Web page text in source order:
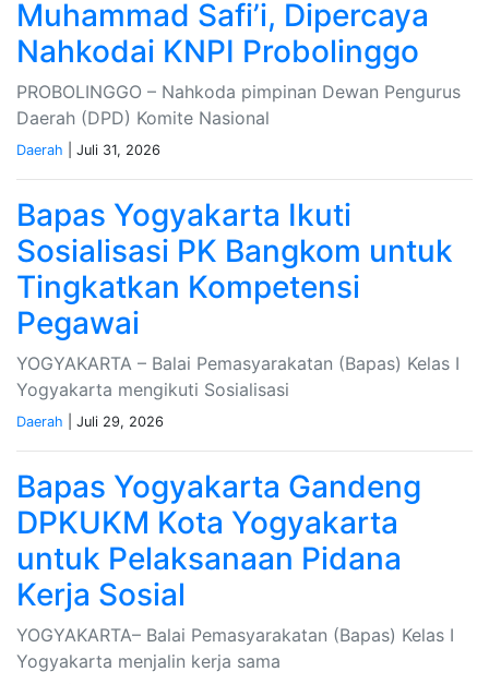
Muhammad Safi’i, Dipercaya
Nahkodai KNPI Probolinggo
PROBOLINGGO – Nahkoda pimpinan Dewan Pengurus
Daerah (DPD) Komite Nasional
Daerah | Juli 31, 2026
Bapas Yogyakarta Ikuti
Sosialisasi PK Bangkom untuk
Tingkatkan Kompetensi
Pegawai
YOGYAKARTA – Balai Pemasyarakatan (Bapas) Kelas I
Yogyakarta mengikuti Sosialisasi
Daerah | Juli 29, 2026
Bapas Yogyakarta Gandeng
DPKUKM Kota Yogyakarta
untuk Pelaksanaan Pidana
Kerja Sosial
YOGYAKARTA– Balai Pemasyarakatan (Bapas) Kelas I
Yogyakarta menjalin kerja sama